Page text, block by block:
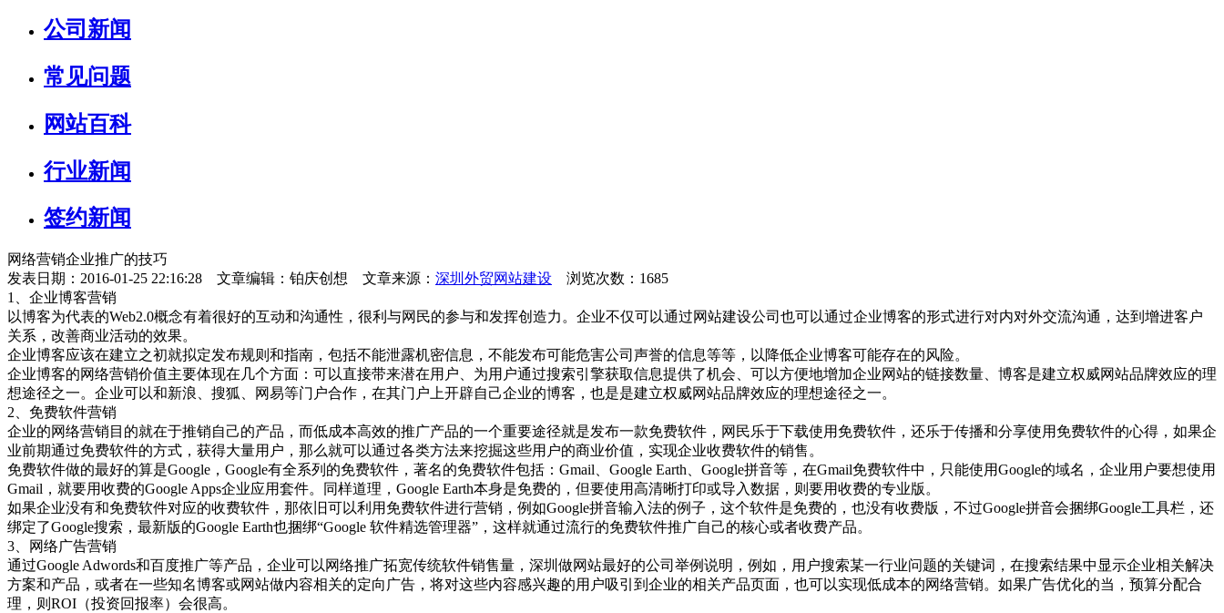
公司新闻
常见问题
网站百科
行业新闻
签约新闻
网络营销企业推广的技巧
发表日期：2016-01-25 22:16:28 文章编辑：铂庆创想 文章来源： 深圳外贸网站建设 浏览次数：1685
1、企业博客营销
以博客为代表的Web2.0概念有着很好的互动和沟通性，很利与网民的参与和发挥创造力。企业不仅可以通过网站建设公司也可以通过企业博客的形式进行对内对外交流沟通，达到增进客户
关系，改善商业活动的效果。
企业博客应该在建立之初就拟定发布规则和指南，包括不能泄露机密信息，不能发布可能危害公司声誉的信息等等，以降低企业博客可能存在的风险。
企业博客的网络营销价值主要体现在几个方面：可以直接带来潜在用户、为用户通过搜索引擎获取信息提供了机会、可以方便地增加企业网站的链接数量、博客是建立权威网站品牌效应的理
想途径之一。企业可以和新浪、搜狐、网易等门户合作，在其门户上开辟自己企业的博客，也是是建立权威网站品牌效应的理想途径之一。
2、免费软件营销
企业的网络营销目的就在于推销自己的产品，而低成本高效的推广产品的一个重要途径就是发布一款免费软件，网民乐于下载使用免费软件，还乐于传播和分享使用免费软件的心得，如果企
业前期通过免费软件的方式，获得大量用户，那么就可以通过各类方法来挖掘这些用户的商业价值，实现企业收费软件的销售。
免费软件做的最好的算是Google，Google有全系列的免费软件，著名的免费软件包括：Gmail、Google Earth、Google拼音等，在Gmail免费软件中，只能使用Google的域名，企业用户要想使用
Gmail，就要用收费的Google Apps企业应用套件。同样道理，Google Earth本身是免费的，但要使用高清晰打印或导入数据，则要用收费的专业版。
如果企业没有和免费软件对应的收费软件，那依旧可以利用免费软件进行营销，例如Google拼音输入法的例子，这个软件是免费的，也没有收费版，不过Google拼音会捆绑Google工具栏，还
绑定了Google搜索，最新版的Google Earth也捆绑“Google 软件精选管理器”，这样就通过流行的免费软件推广自己的核心或者收费产品。
3、网络广告营销
通过Google Adwords和百度推广等产品，企业可以网络推广拓宽传统软件销售量，深圳做网站最好的公司举例说明，例如，用户搜索某一行业问题的关键词，在搜索结果中显示企业相关解决
方案和产品，或者在一些知名博客或网站做内容相关的定向广告，将对这些内容感兴趣的用户吸引到企业的相关产品页面，也可以实现低成本的网络营销。如果广告优化的当，预算分配合
理，则ROI（投资回报率）会很高。